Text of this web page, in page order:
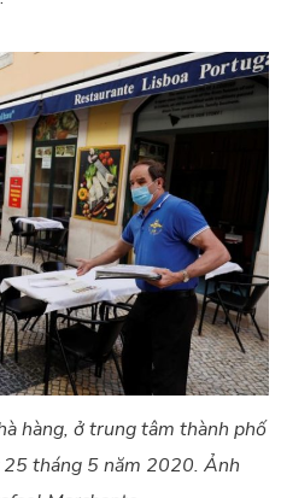
hàng, ở trung tâm thành phố
tháng 5 năm 2020. Ảnh